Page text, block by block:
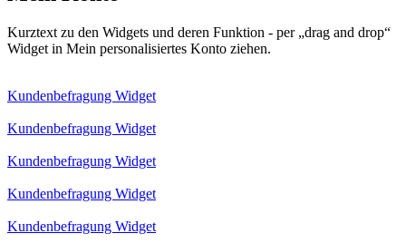
Kurztext zu den Widgets und deren Funktion - per „drag and drop“
Widget in Mein personalisiertes Konto ziehen.
Kundenbefragung Widget
Kundenbefragung Widget
Kundenbefragung Widget
Kundenbefragung Widget
Kundenbefragung Widget